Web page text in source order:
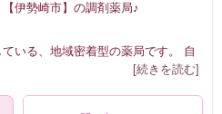
伊勢崎市】の調剤薬局♪
いる、地域密着型の薬局です。 自
[続きを読む]